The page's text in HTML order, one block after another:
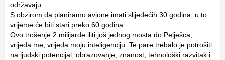
održavaju
S obzirom da planiramo avione imati slijedećih 30 godina, u to
vrijeme će biti stari preko 60 godina
Ovo trošenje 2 milijarde iliti još jednog mosta do Pelješca,
vrijeđa me, vrijeđa moju inteligenciju. Te pare trebalo je potrošiti
na ljudski potencijal, obrazovanje, znanost, tehnološki razvitak i